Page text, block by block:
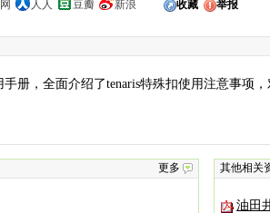
人人 豆瓣 新浪 收藏 举报
手册，全面介绍了tenaris特殊扣使用注意事项
更多 其他相关
油田